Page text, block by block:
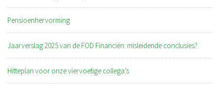
Pensioenhervorming
Jaarverslag 2025 van de FOD Financiën: misleidende conclusies?
Hitteplan voor onze viervoetige collega’s